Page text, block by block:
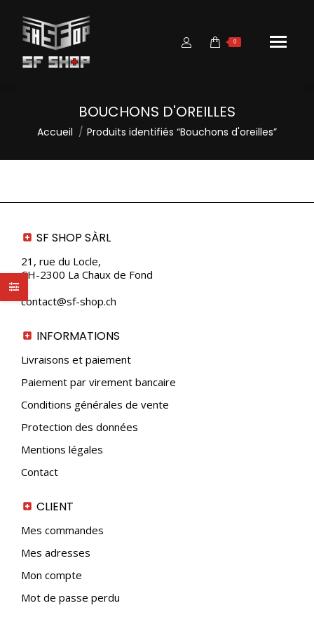
0
BOUCHONS D'OREILLES
Vous êtes ici :
Accueil Produits identifiés “Bouchons d'oreilles”
SF SHOP SÀRL
21, rue du Locle,
CH-2300 La Chaux de Fond
contact@sf-shop.ch
INFORMATIONS
Livraisons et paiement
Paiement par virement bancaire
Conditions générales de vente
Protection des données
Mentions légales
Contact
CLIENT
Mes commandes
Mes adresses
Mon compte
Mot de passe perdu